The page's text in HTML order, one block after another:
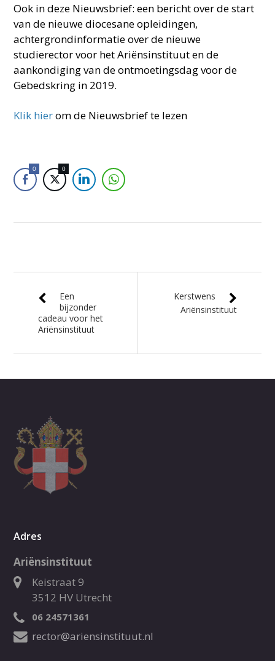
Ook in deze Nieuwsbrief: een bericht over de start
van de nieuwe diocesane opleidingen,
achtergrondinformatie over de nieuwe
studierector voor het Ariënsinstituut en de
aankondiging van de ontmoetingsdag voor de
Gebedskring in 2019.
Klik hierom de Nieuwsbrief te lezen
0 0
Een
bijzonder
cadeau voor het
Ariënsinstituut
Kerstwens
Ariënsinstituut
Adres
Ariënsinstituut
Keistraat 9
3512 HV Utrecht
06 24571361
rector@ariensinstituut.nl